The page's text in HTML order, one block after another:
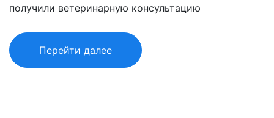
получили ветеринарную консультацию
Перейти далее